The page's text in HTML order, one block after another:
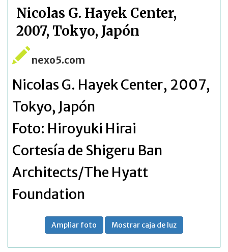
Nicolas G. Hayek Center,
2007, Tokyo, Japón
nexo5.com
Nicolas G. Hayek Center, 2007,
Tokyo, Japón
Foto: Hiroyuki Hirai
Cortesía de Shigeru Ban
Architects/The Hyatt
Foundation
Ampliar foto Mostrar caja de luz